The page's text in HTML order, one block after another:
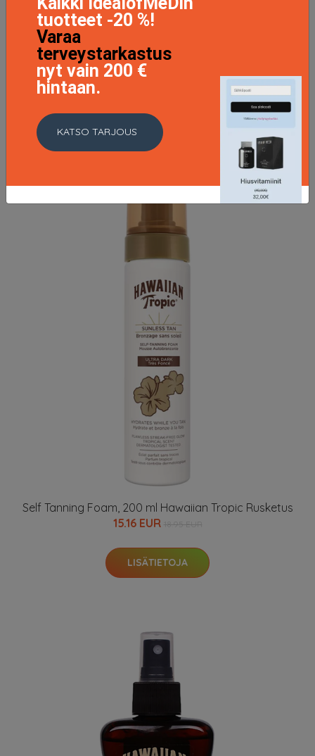
Silk Hydration Air Soft C-spray SPF15, 177ml
12.95 EUR
Self Tanning Foam, 200 ml Hawaiian Tropic Rusketus
15.16 EUR
LISÄTIETOJA
tuotteet -20 %!
Varaa
terveystarkastus
nyt vain 200 €
hintaan.
KATSO TARJOUS